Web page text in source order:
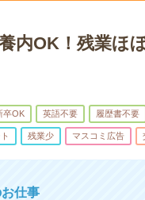
内OK！残業ほ
卒OK 英語不要 履歴書不要
残業少 マスコミ広告
仕事